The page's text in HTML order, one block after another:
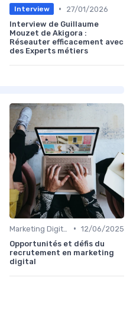
Interview •
27/01/2026
Interview de Guillaume
Mouzet de Akigora :
Réseauter efficacement avec
des Experts métiers
• 12/06/2025
Opportunités et défis du
recrutement en marketing
digital